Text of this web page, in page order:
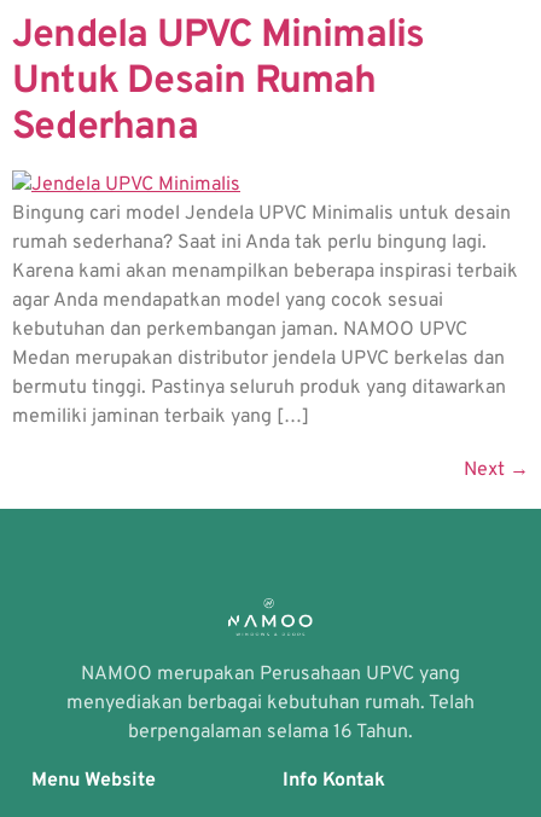
Jendela UPVC Minimalis
Untuk Desain Rumah
Sederhana
Bingung cari model Jendela UPVC Minimalis untuk desain
rumah sederhana? Saat ini Anda tak perlu bingung lagi.
Karena kami akan menampilkan beberapa inspirasi terbaik
agar Anda mendapatkan model yang cocok sesuai
kebutuhan dan perkembangan jaman. NAMOO UPVC
Medan merupakan distributor jendela UPVC berkelas dan
bermutu tinggi. Pastinya seluruh produk yang ditawarkan
memiliki jaminan terbaik yang […]
Next →
NAMOO merupakan Perusahaan UPVC yang
menyediakan berbagai kebutuhan rumah. Telah
berpengalaman selama 16 Tahun.
Menu Website Info Kontak